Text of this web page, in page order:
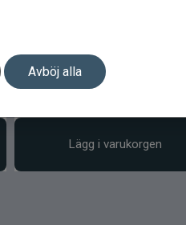
Avböj alla
Lägg i varukorgen